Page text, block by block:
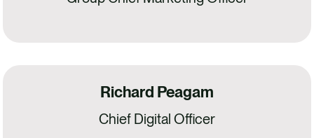
Richard Peagam
Chief Digital Officer